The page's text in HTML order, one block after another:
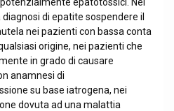
di epatite sospendere il
nei pazienti con bassa conta
origine, nei pazienti che
in grado di causare
anamnesi di
su base iatrogena, nei
dovuta ad una malattia